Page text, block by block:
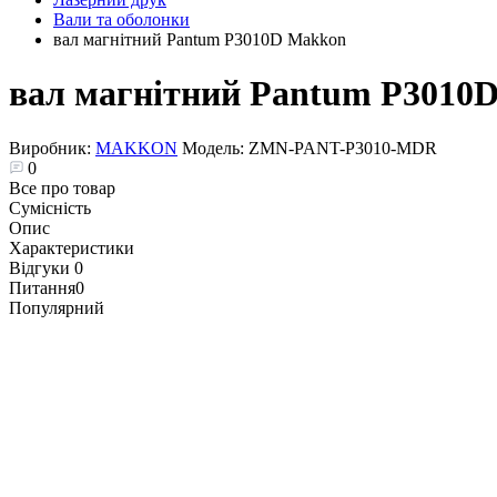
Вали та оболонки
вал магнітний Pantum P3010D Makkon
вал магнітний Pantum
Виробник: MAKKON Модель: ZMN-PANT-P3010-MDR
0
Все про товар
Сумісність
Опис
Характеристики
Відгуки 0
Питання0
Популярний